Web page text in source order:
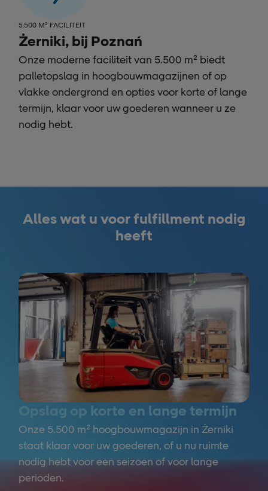
5.500 M² FACILITEIT
Żerniki, bij Poznań
Onze moderne faciliteit van 5.500 m² biedt
palletopslag in hoogbouwmagazijnen of op
vlakke ondergrond en opties voor korte of lange
termijn, klaar voor uw goederen wanneer u ze
nodig hebt.
Alles wat u voor fulfillment nodig
heeft
Opslag op korte en lange termijn
Onze 5.500 m² hoogbouwmagazijn in Żerniki
staat klaar voor uw goederen, of u nu ruimte
nodig hebt voor een seizoen of voor lange
perioden.